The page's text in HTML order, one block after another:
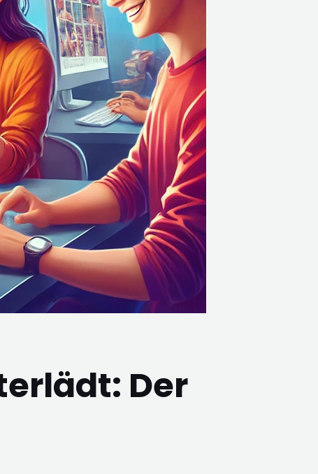
Der